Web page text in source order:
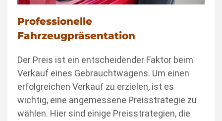
Professionelle
Fahrzeugpräsentation
Der Preis ist ein entscheidender Faktor beim
Verkauf eines Gebrauchtwagens. Um einen
erfolgreichen Verkauf zu erzielen, ist es
wichtig, eine angemessene Preisstrategie zu
wählen. Hier sind einige Preisstrategien, die